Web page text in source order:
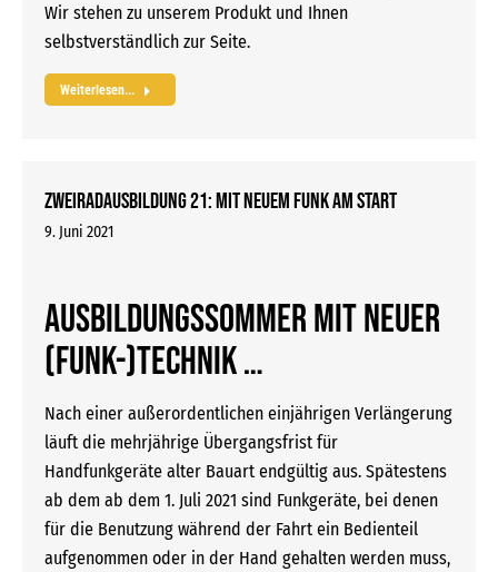
Wir stehen zu unserem Produkt und Ihnen
selbstverständlich zur Seite.
Weiterlesen...
Zweiradausbildung 21: Mit neuem Funk am Start
9. Juni 2021
Ausbildungssommer mit neuer
(Funk-)Technik …
Nach einer außerordentlichen einjährigen Verlängerung
läuft die mehrjährige Übergangsfrist für
Handfunkgeräte alter Bauart endgültig aus. Spätestens
ab dem ab dem 1. Juli 2021 sind Funkgeräte, bei denen
für die Benutzung während der Fahrt ein Bedienteil
aufgenommen oder in der Hand gehalten werden muss,